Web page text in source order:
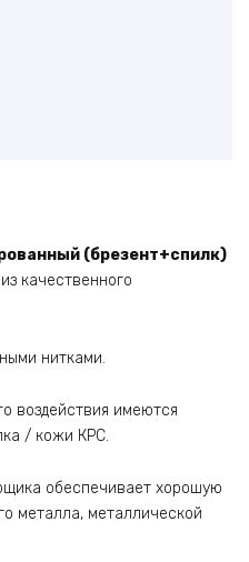
(брезент+спилк)
качественного
нитками.
воздействия имеются
/ кожи КРС.
обеспечивает хорошую
металла, металлической